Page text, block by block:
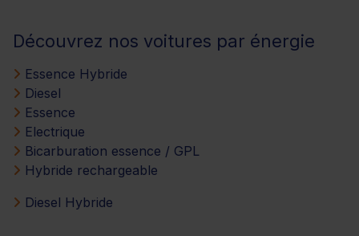
Découvrez nos voitures par énergie
Essence Hybride
Diesel
Essence
Electrique
Bicarburation essence / GPL
Hybride rechargeable
Diesel Hybride